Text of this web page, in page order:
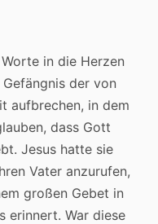
in die Herzen
der von
aufbrechen, in dem
dass Gott
Jesus hatte sie
Vater anzurufen,
großen Gebet in
erinnert. War diese